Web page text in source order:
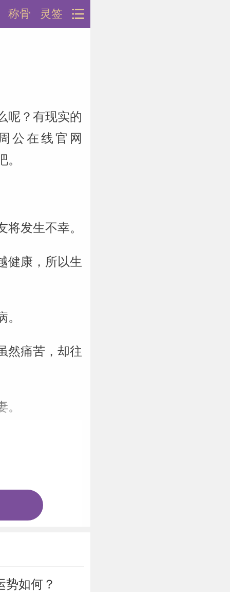
灵签
称骨
呢？有现实的
公在线官网
发生不幸。
健康，所以生
然痛苦，却往
势如何？